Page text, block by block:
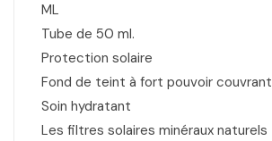
ML
Tube de 50 ml.
Protection solaire
Fond de teint à fort pouvoir couvrant
Soin hydratant
Les filtres solaires minéraux naturels